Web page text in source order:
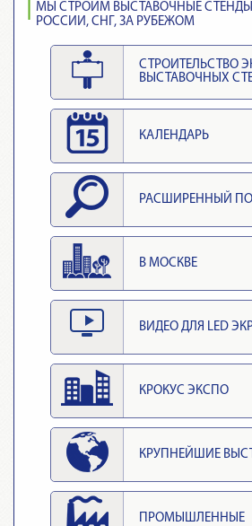
МЫ СТРОИМ ВЫСТАВОЧНЫЕ СТЕНДЫ
РОССИИ, СНГ, ЗА РУБЕЖОМ
СТРОИТЕЛЬСТВО
ВЫСТАВОЧНЫХ
КАЛЕНДАРЬ
РАСШИРЕННЫЙ
В МОСКВЕ
ВИДЕО ДЛЯ LED
КРОКУС ЭКСПО
КРУПНЕЙШИЕ
ПРОМЫШЛЕННЫЕ